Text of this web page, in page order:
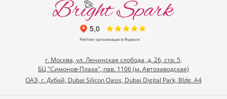
г. Москва, ул. Ленинская слобода, д. 26, стр. 5,
БЦ "Симонов-Плаза", пав. 1106 (м. Автозаводская)
ОАЭ, г. Дубай, Dubai Silicon Oasis, Dubai Digital Park, Bldg. A4